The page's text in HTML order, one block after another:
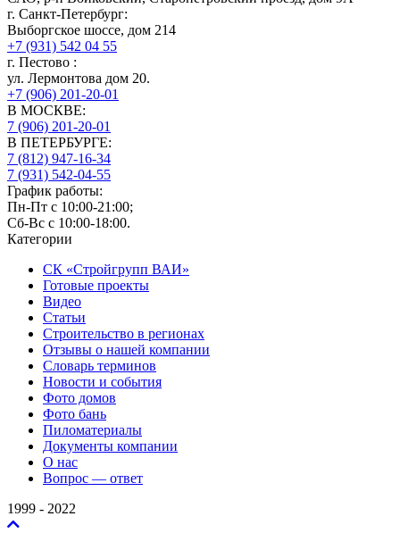
г. Санкт-Петербург:
Выборгское шоссе, дом 214
+7 (931) 542 04 55
г. Пестово :
ул. Лермонтова дом 20.
+7 (906) 201-20-01
В МОСКВЕ:
7 (906) 201-20-01
В ПЕТЕРБУРГЕ:
7 (812) 947-16-34
7 (931) 542-04-55
График работы:
Пн-Пт с 10:00-21:00;
Сб-Вс с 10:00-18:00.
Категории
СК «Стройгрупп ВАИ»
Готовые проекты
Видео
Статьи
Строительство в регионах
Отзывы о нашей компании
Словарь терминов
Новости и события
Фото домов
Фото бань
Пиломатериалы
Документы компании
О нас
Вопрос — ответ
1999 - 2022